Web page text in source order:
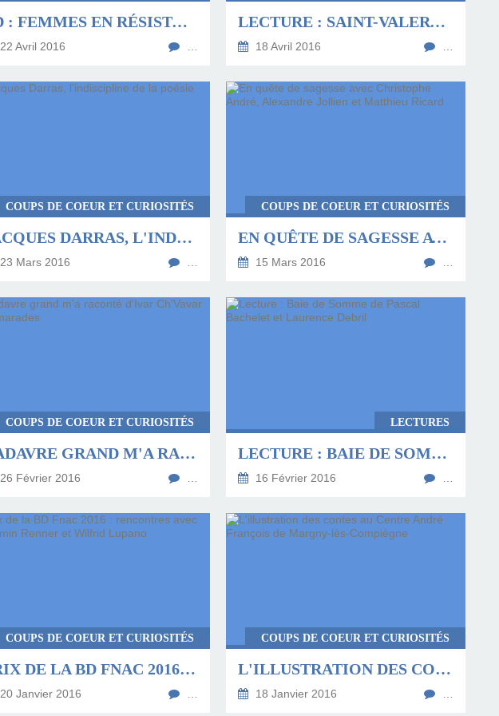
BD : FEMMES EN RÉSISTANCE, LA SÉRIE S'EXPOSE AU MÉMORIAL DE LA SHOAH
22 Avril 2016
LECTURE : SAINT-VALERY-SUR-SOMME DE LAURENT DENIMAL
18 Avril 2016
COUPS DE COEUR ET CURIOSITÉS
JACQUES DARRAS, L'INDISCIPLINE DE LA POÉSIE
23 Mars 2016
COUPS DE COEUR ET CURIOSITÉS
EN QUÊTE DE SAGESSE AVEC CHRISTOPHE ANDRÉ, ALEXANDRE JOLLIEN ET MATTHIEU RICARD
15 Mars 2016
COUPS DE COEUR ET CURIOSITÉS
CADAVRE GRAND M'A RACONTÉ D'IVAR CH'VAVAR ET CAMARADES
26 Février 2016
LECTURES
LECTURE : BAIE DE SOMME DE PASCAL BACHELET ET LAURENCE DEBRIL
16 Février 2016
COUPS DE COEUR ET CURIOSITÉS
PRIX DE LA BD FNAC 2016 : RENCONTRES AVEC BENJAMIN RENNER ET WILFRID LUPANO
20 Janvier 2016
COUPS DE COEUR ET CURIOSITÉS
L'ILLUSTRATION DES CONTES AU CENTRE ANDRÉ FRANÇOIS DE MARGNY-LÈS-COMPIÈGNE
18 Janvier 2016